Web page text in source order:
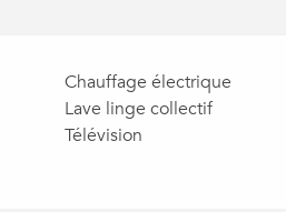
Chauffage électrique
Lave linge collectif
Télévision